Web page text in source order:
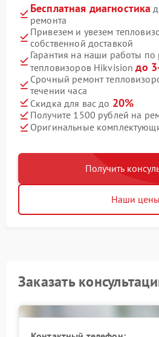
Бесплатная диагностика
ремонта
Привезем и увезем
собственной доставкой
Гарантия на наши работы по
тепловизоров Hikvisionдо
Срочный ремонт
течении часа
Скидка для вас до 20%
Получите 1500 рублей на
Оригинальные
Получить
Наши цены
Заказать